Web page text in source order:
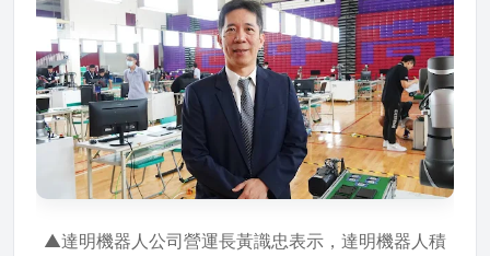
▲達明機器人公司營運長黃識忠表示，達明機器人積